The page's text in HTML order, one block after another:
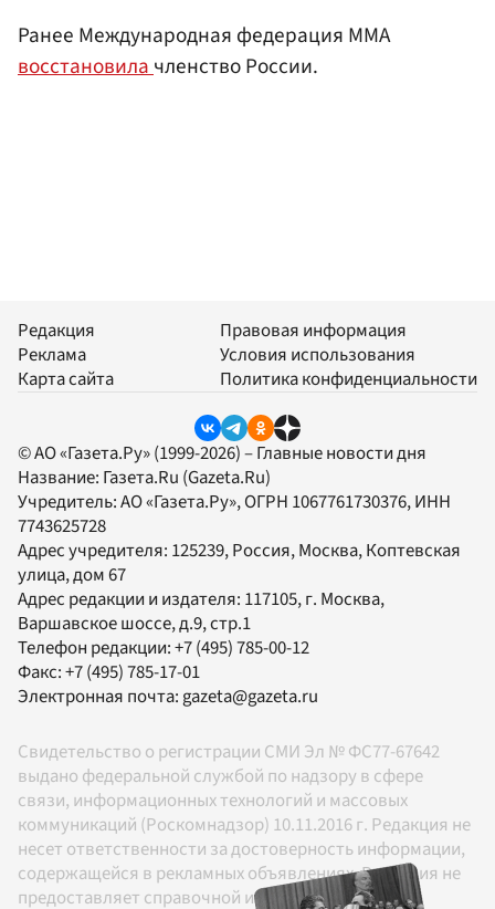
Ранее Международная федерация ММА
восстановилачленство России.
Редакция
Реклама
Карта сайта
Правовая информация
Условия использования
Политика конфиденциальности
© АО «Газета.Ру» (1999-2026) – Главные новости дня
Название: Газета.Ru (Gazeta.Ru)
Учредитель:АО «Газета.Ру», ОГРН 1067761730376, ИНН
7743625728
Адрес учредителя: 125239, Россия, Москва, Коптевская
улица, дом 67
Адрес редакции и издателя: 117105, г. Москва,
Варшавское шоссе, д.9, стр.1
Телефон редакции:+7 (495) 785-00-12
Факс:+7 (495) 785-17-01
Электронная почта: gazeta@gazeta.ru
Свидетельство о регистрации СМИ Эл № ФС77-67642
выдано федеральной службой по надзору в сфере
связи, информационных технологий и массовых
коммуникаций (Роскомнадзор) 10.11.2016 г. Редакция не
несет ответственности за достоверность информации,
содержащейся в рекламных объявлениях. Редакция не
предоставляет справочной информации.